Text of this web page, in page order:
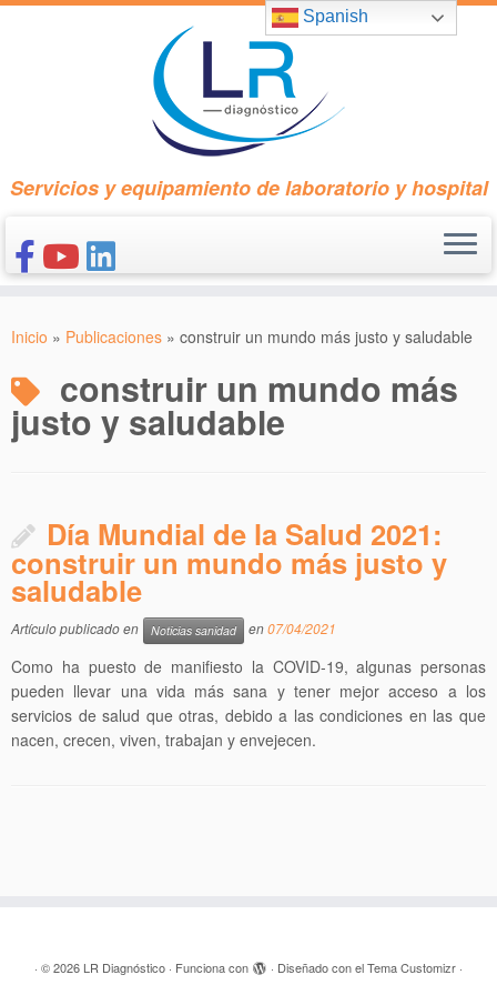
Saltar
Servicios y equipamiento de laboratorio y hospital
CONÓCENOS
NUESTROS PRODUCTOS
PUBLICACIONES
Inicio » Publicaciones » construir un mundo más justo y saludable
construir un mundo más
justo y saludable
Día Mundial de la Salud 2021:
construir un mundo más justo y
saludable
Artículo publicado en Noticias sanidad en07/04/2021
Como ha puesto de manifiesto la COVID-19, algunas personas
pueden llevar una vida más sana y tener mejor acceso a los
servicios de salud que otras, debido a las condiciones en las que
nacen, crecen, viven, trabajan y envejecen.
· © 2026 LR Diagnóstico · Funciona con · Diseñado con elTema Customizr ·
Spanish